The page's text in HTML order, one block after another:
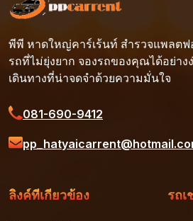
พีพี หาดใหญ่คาร์เร้นท์ สำรวจแพลตฟ
รถที่ไม่ยุ่งยาก จองรถของคุณได้อย่าง
เดินทางที่น่าจดจำด้วยความมั่นใจ
081-690-9412
ลิงค์ที่เกี่ยวข้อง รถ